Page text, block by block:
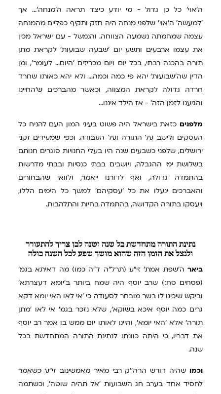
ה'אוי' כל כן גדול - מי יודע כיצד תראה ה'מנחה'... אך
'למעשה' ה'אוי' שלפני מנחה היה חזק ותקיף כפליים מהמנחה
עצמה שמחמתה נשמעה הצווחה. והנמשל - עם ישראל מכין
את עצמו ארבעים ותשע יום 'שבעה שבועות' לקראת מתן
תורה בהכנה רבתי, בכל יום ויום מכריזים 'היום... לעומר', ומן
הדין שה'שבועות' יהא פי כמה וכמה... ולא יהא כאותו שחרד
חרדה גדולה לקראת המצווה, וכאשר מהברכים ש'החיינו
והגיענו לזמן הזה' - אז הילד איננו...
מלפנים כזאת בישראל היה פשוט בעיני המון העם להניח כל
העסקים ולישב על התורה ועל העבודה. וכפי שמעידים זקני
ירושלים, שלפני כשבעים שנה היו בעלי החנויות סוגרים חנותם
בשלושת ימי ההגבלה, ויושבים בבתי כנסיות ובבתי מדרשות
בהתמדה גדולה, ואף לדורנו ייאמר, ולוואי שהבחורים
והאברכים ינעלו את כל 'עסקיהם' למשך כל הימים הללו,
ויעסקו בתורה הקדושה, בהתמדה בחיות והתלהבות.
נתינת התורה מתחדשת כל שנה ושנה לכן צריך להתעורר
ולנצל את הזמן הזה שהוא מושך שפע לכל השנה כולה
ביאר ה'שפת אמת' זי"ע (תרל"ה ד"ה כמו) מה דאיתא בגמ'
(פסחים סח:) שרב יוסף היה שמח ביותר ב'יומא דעצרתא'
וביקש שיכינו לו בשר מובחר לסעודה כי 'אי לאו האי יומא דקא
גרים כמה יוסף איכא בשוקא', שלא נזכר בגמ' אי לאו 'מתן
תורה' אלא 'האי יומא', והיינו לאותו יום ממש בו אמר רב יוסף
את דבריו, כי היתה כוונתו לנתינת התורה המתחדשת בכל
שנה.
וכמו שהיה דורש הרה''ק רבי מאיר מאמשינוב זי"ע כשאמר
לחסיד אחד בערב חג השבועות 'אל תהיה שוטה', וכשתמה